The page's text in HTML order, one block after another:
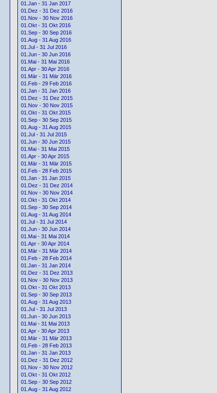
01.Jan - 31 Jan 2017
01.Dez - 31 Dez 2016
01.Nov - 30 Nov 2016
01.Okt - 31 Okt 2016
01.Sep - 30 Sep 2016
01.Aug - 31 Aug 2016
01.Jul - 31 Jul 2016
01.Jun - 30 Jun 2016
01.Mai - 31 Mai 2016
01.Apr - 30 Apr 2016
01.Mär - 31 Mär 2016
01.Feb - 29 Feb 2016
01.Jan - 31 Jan 2016
01.Dez - 31 Dez 2015
01.Nov - 30 Nov 2015
01.Okt - 31 Okt 2015
01.Sep - 30 Sep 2015
01.Aug - 31 Aug 2015
01.Jul - 31 Jul 2015
01.Jun - 30 Jun 2015
01.Mai - 31 Mai 2015
01.Apr - 30 Apr 2015
01.Mär - 31 Mär 2015
01.Feb - 28 Feb 2015
01.Jan - 31 Jan 2015
01.Dez - 31 Dez 2014
01.Nov - 30 Nov 2014
01.Okt - 31 Okt 2014
01.Sep - 30 Sep 2014
01.Aug - 31 Aug 2014
01.Jul - 31 Jul 2014
01.Jun - 30 Jun 2014
01.Mai - 31 Mai 2014
01.Apr - 30 Apr 2014
01.Mär - 31 Mär 2014
01.Feb - 28 Feb 2014
01.Jan - 31 Jan 2014
01.Dez - 31 Dez 2013
01.Nov - 30 Nov 2013
01.Okt - 31 Okt 2013
01.Sep - 30 Sep 2013
01.Aug - 31 Aug 2013
01.Jul - 31 Jul 2013
01.Jun - 30 Jun 2013
01.Mai - 31 Mai 2013
01.Apr - 30 Apr 2013
01.Mär - 31 Mär 2013
01.Feb - 28 Feb 2013
01.Jan - 31 Jan 2013
01.Dez - 31 Dez 2012
01.Nov - 30 Nov 2012
01.Okt - 31 Okt 2012
01.Sep - 30 Sep 2012
01.Aug - 31 Aug 2012